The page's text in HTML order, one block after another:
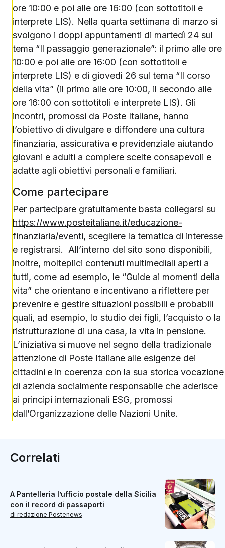
ore 10:00 e poi alle ore 16:00 (con sottotitoli e
interprete LIS). Nella quarta settimana di marzo si
svolgono i doppi appuntamenti di martedì 24 sul
tema “Il passaggio generazionale”: il primo alle ore
10:00 e poi alle ore 16:00 (con sottotitoli e
interprete LIS) e di giovedì 26 sul tema “Il corso
della vita” (il primo alle ore 10:00, il secondo alle
ore 16:00 con sottotitoli e interprete LIS). Gli
incontri, promossi da Poste Italiane, hanno
l’obiettivo di divulgare e diffondere una cultura
finanziaria, assicurativa e previdenziale aiutando
giovani e adulti a compiere scelte consapevoli e
adatte agli obiettivi personali e familiari.
Come partecipare
Per partecipare gratuitamente basta collegarsi su
https://www.posteitaliane.it/educazione-
finanziaria/eventi, scegliere la tematica di interesse
e registrarsi. All’interno del sito sono disponibili,
inoltre, molteplici contenuti multimediali aperti a
tutti, come ad esempio, le “Guide ai momenti della
vita” che orientano e incentivano a riflettere per
prevenire e gestire situazioni possibili e probabili
quali, ad esempio, lo studio dei figli, l’acquisto o la
ristrutturazione di una casa, la vita in pensione.
L’iniziativa si muove nel segno della tradizionale
attenzione di Poste Italiane alle esigenze dei
cittadini e in coerenza con la sua storica vocazione
di azienda socialmente responsabile che aderisce
ai principi internazionali ESG, promossi
dall’Organizzazione delle Nazioni Unite.
Correlati
A Pantelleria l’ufficio postale della Sicilia
con il record di passaporti
di redazione Postenews